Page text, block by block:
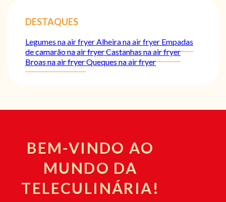
DESTAQUES
Legumes na air fryer Alheira na air fryer Empadas
de camarão na air fryerCastanhas na air fryer
Broas na air fryerQueques na air fryer
BEM-VINDO AO
MUNDO DA
TELECULINÁRIA!